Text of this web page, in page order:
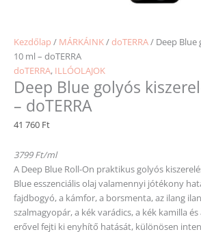
Kezdőlap / MÁRKÁINK/doTERRA/ Deep Blue
10 ml – doTERRA
doTERRA, ILLÓOLAJOK
Deep Blue golyós
– doTERRA
41 760 Ft
3799 Ft/ml
A Deep Blue Roll-On praktikus golyós
Blue esszenciális olaj valamennyi jótékony
fajdbogyó, a kámfor, a borsmenta, az ilang
szalmagyopár, a kék varádics, a kék kamilla
erővel fejti ki enyhítő hatását, különösen